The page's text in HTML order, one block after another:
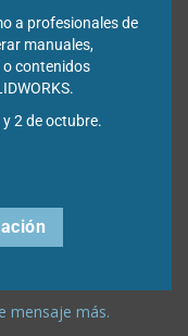
a profesionales de
manuales,
o contenidos
2 de octubre.
mensaje más.